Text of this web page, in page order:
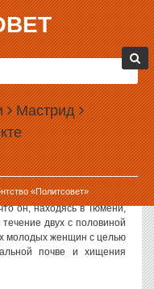
Мастрид
«Политсовет»
МАНЬЯК-
приговор в
области Дмитрия
серии особо тяжких
разбоя, умышленного
покушения на
сексуального
он, находясь в Тюмени,
двух с половиной
молодых женщин с целью
почве и хищения